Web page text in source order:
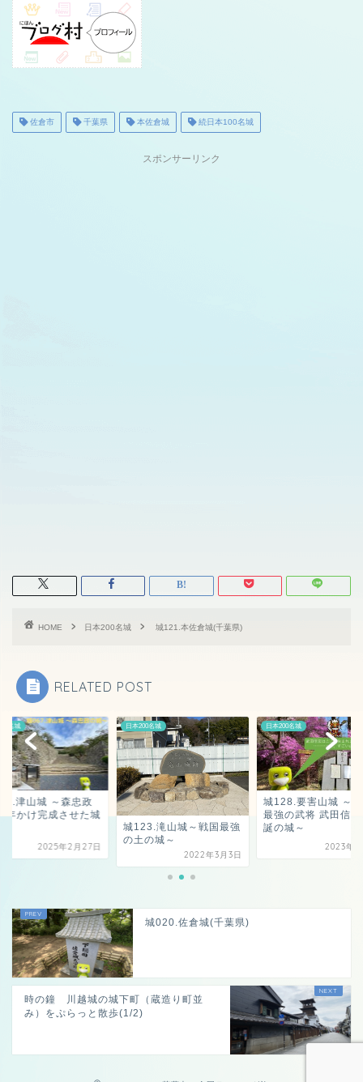
佐倉市 千葉県 本佐倉城 続日本100名城
スポンサーリンク
HOME 日本200名城 城121.本佐倉城(千葉県)
RELATED POST
名城 日本200名城
城128.要害山城 ～戦国
最強の武将 武田信玄 生
誕の城～
日本200名城
城067.津山城 ～森
が13年かけ完成させ
～
2025年2
城020.佐倉城(千葉県)
時の鐘 川越城の城下町（蔵造り町並
み）をぷらっと散歩(1/2)